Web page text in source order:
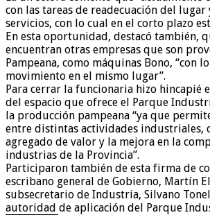
con las tareas de readecuación del
servicios, con lo cual en el corto plazo
En esta oportunidad, destacó también,
encuentran otras empresas que son
Pampeana, como máquinas Bono, “con
movimiento en el mismo lugar”.
Para cerrar la funcionaria hizo hincapié
del espacio que ofrece el Parque
la producción pampeana “ya que
entre distintas actividades industriales,
agregado de valor y la mejora en la
industrias de la Provincia”.
Participaron también de esta firma de
escribano general de Gobierno, Martín
subsecretario de Industria, Silvano
autoridad de aplicación del Parque